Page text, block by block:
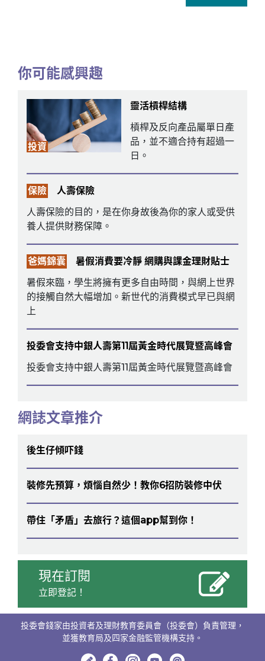
你可能感興趣
投資
靈活槓桿結構
槓桿及反向產品屬單日產
品，並不適合持有超過一
日。
保險
人壽保險
人壽保險的目的，是在你身故後為你的家人或受供
養人提供財務保障。
爸媽錦囊
暑假消費要冷靜 網購與課金理財貼士
暑假來臨，學生將擁有更多自由時間，與網上世界
的接觸自然大幅增加。新世代的消費模式早已與網
上
投委會支持中銀人壽第11屆黃金時代展覽暨高峰會
投委會支持中銀人壽第11屆黃金時代展覽暨高峰會
網誌文章推介
後生仔傾吓錢
裝修先預算，煩惱自然少！教你6招防裝修中伏
帶住「矛盾」去旅行？這個app幫到你！
現在訂閱
立即登記！
投委會錢家由投資者及理財教育委員會（投委會）負責管理，
並獲教育局及四家金融監管機構支持。